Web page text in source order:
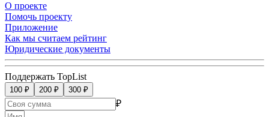
О проекте
Помочь проекту
Приложение
Как мы считаем рейтинг
Юридические документы
Поддержать TopList
100 ₽ 200 ₽ 300 ₽
₽